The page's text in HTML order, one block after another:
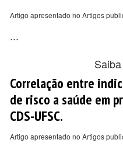
Artigo apresentado no Artigos
...
Correlação entre
de risco a saúde em
CDS-UFSC.
Artigo apresentado no Artigos